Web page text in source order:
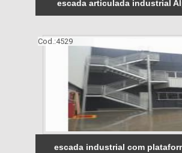
escada articulada industrial
Cod.:4529
escada industrial com